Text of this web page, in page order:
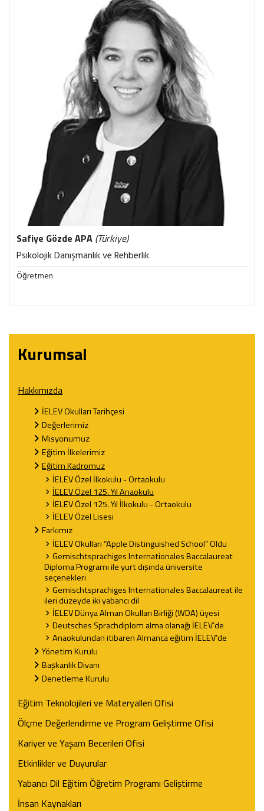
Safiye Gözde APA (Türkiye)
Psikolojik Danışmanlık ve Rehberlik
Öğretmen
Kurumsal
Hakkımızda
İELEV Okulları Tarihçesi
Değerlerimiz
Misyonumuz
Eğitim İlkelerimiz
Eğitim Kadromuz
İELEV Özel İlkokulu - Ortaokulu
İELEV Özel 125. Yıl Anaokulu
İELEV Özel 125. Yıl İlkokulu - Ortaokulu
İELEV Özel Lisesi
Farkımız
İELEV Okulları “Apple Distinguished School” Oldu
Gemischtsprachiges Internationales Baccalaureat
Diploma Programı ile yurt dışında üniversite
seçenekleri
Gemischtsprachiges Internationales Baccalaureat ile
ileri düzeyde iki yabancı dil
İELEV Dünya Alman Okulları Birliği (WDA) üyesi
Deutsches Sprachdiplom alma olanağı İELEV’de
Anaokulundan itibaren Almanca eğitim İELEV’de
Yönetim Kurulu
Başkanlık Divanı
Denetleme Kurulu
Eğitim Teknolojileri ve Materyalleri Ofisi
Ölçme Değerlendirme ve Program Geliştirme Ofisi
Kariyer ve Yaşam Becerileri Ofisi
Etkinlikler ve Duyurular
Yabancı Dil Eğitim Öğretim Programı Geliştirme
İnsan Kaynakları